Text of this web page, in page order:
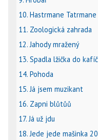
10. Hastrmane Tatrmane
11. Zoologická zahrada
12. Jahody mražený
13. Spadla lžička do
14. Pohoda
15. Já jsem muzikant
16. Zapni blůtůů
17. Já už jdu
18. Jede jede mašinka